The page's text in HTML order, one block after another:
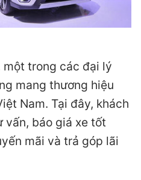
một trong các đại lý
mang thương hiệu
Nam. Tại đây, khách
vấn, báo giá xe tốt
mãi và trả góp lãi